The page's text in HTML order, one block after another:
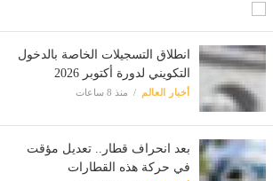
انطلاق التسجيلات الخاصة بالدخول
التكويني لدورة أكتوبر 2026
أخبار العالم منذ 8 ساعات
بعد انحراف قطار.. تعديل مؤقت
في حركة هذه القطارات